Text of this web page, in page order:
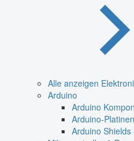
Alle anzeigen
Arduino
Arduino
Arduino-Platinen
Arduino Shields